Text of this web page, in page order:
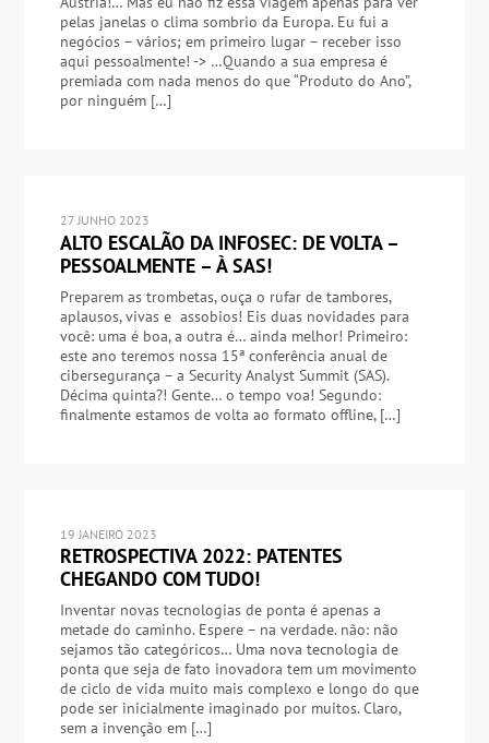
pelas janelas o clima sombrio da Europa. Eu fui a
negócios – vários; em primeiro lugar – receber isso
aqui pessoalmente! -> …Quando a sua empresa é
premiada com nada menos do que “Produto do Ano”,
por ninguém […]
27 JUNHO 2023
ALTO ESCALÃO DA INFOSEC: DE VOLTA –
PESSOALMENTE – À SAS!
Preparem as trombetas, ouça o rufar de tambores,
aplausos, vivas e assobios! Eis duas novidades para
você: uma é boa, a outra é… ainda melhor! Primeiro:
este ano teremos nossa 15ª conferência anual de
cibersegurança – a Security Analyst Summit (SAS).
Décima quinta?! Gente… o tempo voa! Segundo:
finalmente estamos de volta ao formato offline, […]
19 JANEIRO 2023
RETROSPECTIVA 2022: PATENTES
CHEGANDO COM TUDO!
Inventar novas tecnologias de ponta é apenas a
metade do caminho. Espere – na verdade. não: não
sejamos tão categóricos… Uma nova tecnologia de
ponta que seja de fato inovadora tem um movimento
de ciclo de vida muito mais complexo e longo do que
pode ser inicialmente imaginado por muitos. Claro,
sem a invenção em […]